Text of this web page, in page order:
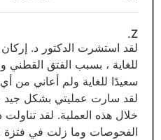
Z.
لقد استشرت الدكتور د. إركان
للغاية ، بسبب الفتق
سعيدًا للغاية ولم أعاني من
لقد سارت عمليتي بشكل جيد
خلال هذه العملية. لقد
الفحوصات وما زلت في فتزة